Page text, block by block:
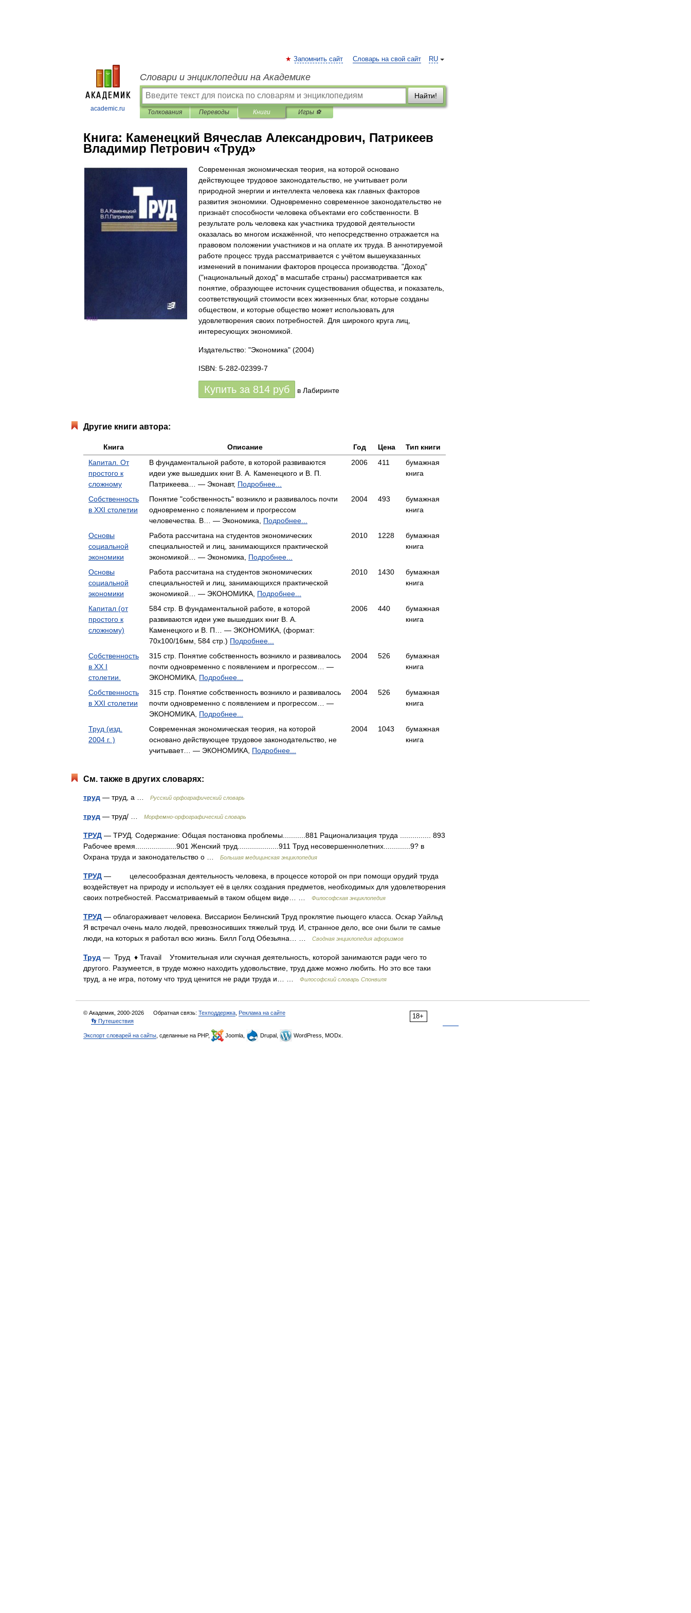
academic.ru
RU
Запомнить сайт Словарь на свой сайт
Словари и энциклопедии на Академике
Найти!
Толкования Переводы Книги Игры ⚽
Книга: Каменецкий Вячеслав Александрович, Патрикеев
Владимир Петрович «Труд»
Современная экономическая теория, на которой основано
действующее трудовое законодательство, не учитывает роли
природной энергии и интеллекта человека как главных факторов
развития экономики. Одновременно современное законодательство не
признаёт способности человека объектами его собственности. В
результате роль человека как участника трудовой деятельности
оказалась во многом искажённой, что непосредственно отражается на
правовом положении участников и на оплате их труда. В аннотируемой
работе процесс труда рассматривается с учётом вышеуказанных
изменений в понимании факторов процесса производства. "Доход"
("национальный доход" в масштабе страны) рассматривается как
понятие, образующее источник существования общества, и показатель,
соответствующий стоимости всех жизненных благ, которые созданы
обществом, и которые общество может использовать для
удовлетворения своих потребностей. Для широкого круга лиц,
интересующих экономикой.
Издательство: "Экономика" (2004)
ISBN: 5-282-02399-7
Купить за 814 руб в Лабиринте
Другие книги автора:
Книга Описание Год Цена
Тип книги
Капитал. От
простого к
сложному
В фундаментальной работе, в которой развиваются
идеи уже вышедших книг В. А. Каменецкого и В. П.
Патрикеева… — Эконавт, Подробнее...
2006 411
бумажная
книга
Собственность
в XXI столетии
Понятие "собственность" возникло и развивалось почти
одновременно с появлением и прогрессом
человечества. В… — Экономика, Подробнее...
2004 493
бумажная
книга
Основы
социальной
экономики
Работа рассчитана на студентов экономических
специальностей и лиц, занимающихся практической
экономикой… — Экономика, Подробнее...
2010 1228
бумажная
книга
Основы
социальной
экономики
Работа рассчитана на студентов экономических
специальностей и лиц, занимающихся практической
экономикой… — ЭКОНОМИКА, Подробнее...
2010 1430
бумажная
книга
Капитал (от
простого к
сложному)
584 стр. В фундаментальной работе, в которой
развиваются идеи уже вышедших книг В. А.
Каменецкого и В. П… — ЭКОНОМИКА, (формат:
70x100/16мм, 584 стр.) Подробнее...
2006 440
бумажная
книга
Собственность
в ХХ I
столетии.
315 стр. Понятие собственность возникло и развивалось
почти одновременно с появлением и прогрессом… —
ЭКОНОМИКА, Подробнее...
2004 526
бумажная
книга
Собственность
в XXI столетии
315 стр. Понятие собственность возникло и развивалось
почти одновременно с появлением и прогрессом… —
ЭКОНОМИКА, Подробнее...
2004 526
бумажная
книга
Труд (изд.
2004 г. )
Современная экономическая теория, на которой
основано действующее трудовое законодательство, не
учитывает… — ЭКОНОМИКА, Подробнее...
2004 1043
бумажная
книга
См. также в других словарях:
труд — труд, а … Русский орфографический словарь
труд — труд/ … Морфемно-орфографический словарь
ТРУД — ТРУД. Содержание: Общая постановка проблемы...........881 Рационализация труда ............... 893
Рабочее время....................901 Женский труд....................911 Труд несовершеннолетних.............9? в
Охрана труда и законодательство о …
Большая медицинская энциклопедия
ТРУД — целесообразная деятельность человека, в процессе которой он при помощи орудий труда
воздействует на природу и использует её в целях создания предметов, необходимых для удовлетворения
своих потребностей. Рассматриваемый в таком общем виде… …
Философская энциклопедия
ТРУД — облагораживает человека. Виссарион Белинский Труд проклятие пьющего класса. Оскар Уайльд
Я встречал очень мало людей, превозносивших тяжелый труд. И, странное дело, все они были те самые
люди, на которых я работал всю жизнь. Билл Голд Обезьяна… …
Сводная энциклопедия афоризмов
Труд — Труд ♦ Travail Утомительная или скучная деятельность, которой занимаются ради чего то
другого. Разумеется, в труде можно находить удовольствие, труд даже можно любить. Но это все таки
труд, а не игра, потому что труд ценится не ради труда и… …
Философский словарь Спонвиля
18+
© Академик, 2000-2026 Обратная связь: Техподдержка Реклама на сайте
👣 Путешествия
Экспорт словарей на сайты , сделанные на PHP, Joomla, Drupal, WordPress, MODx.